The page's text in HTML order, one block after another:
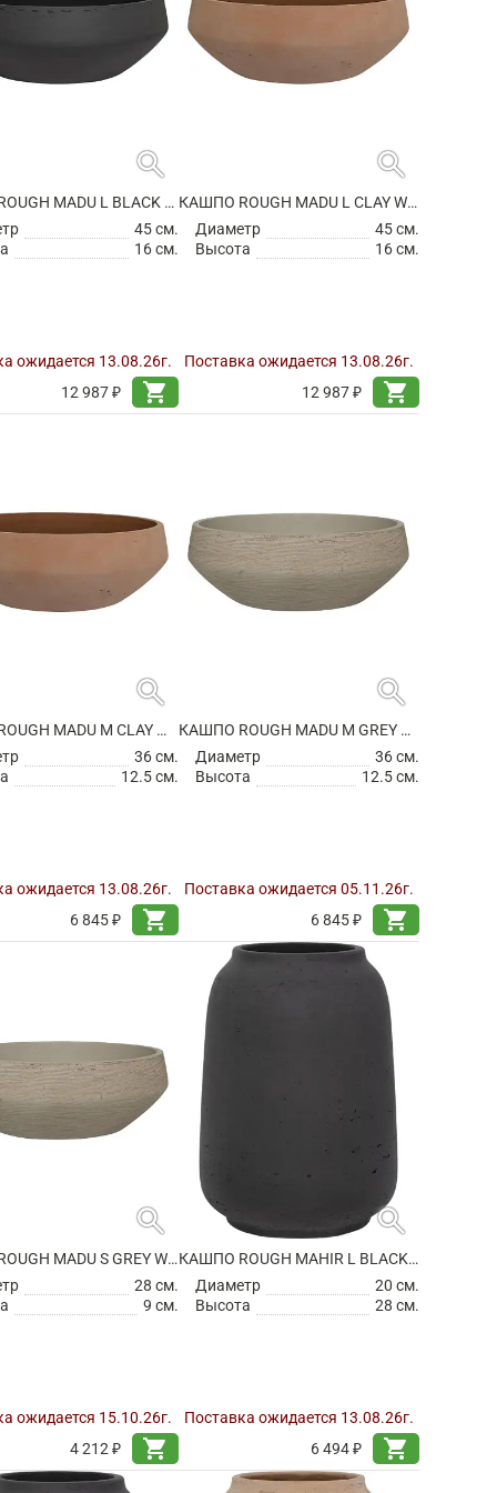
search
КАШПО ROUGH MADU L BLACK WASHED
45 см.
16 см.
ожидается 13.08.26г.
12 987 ₽
shopping_cart
search
КАШПО ROUGH MADU L CLAY WASHED
Диаметр
45 см.
Высота
16 см.
Поставка ожидается 13.08.26г.
12 987 ₽
shopping_cart
search
КАШПО ROUGH MADU M CLAY WASHED
36 см.
12.5 см.
ожидается 13.08.26г.
6 845 ₽
shopping_cart
search
КАШПО ROUGH MADU M GREY WASHED
Диаметр
36 см.
Высота
12.5 см.
Поставка ожидается 05.11.26г.
6 845 ₽
shopping_cart
search
КАШПО ROUGH MADU S GREY WASHED
28 см.
9 см.
ожидается 15.10.26г.
4 212 ₽
shopping_cart
search
КАШПО ROUGH MAHIR L BLACK WASHED
Диаметр
20 см.
Высота
28 см.
Поставка ожидается 13.08.26г.
6 494 ₽
shopping_cart